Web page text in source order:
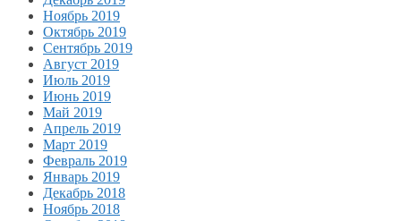
Ноябрь 2019
Октябрь 2019
Сентябрь 2019
Август 2019
Июль 2019
Июнь 2019
Май 2019
Апрель 2019
Март 2019
Февраль 2019
Январь 2019
Декабрь 2018
Ноябрь 2018